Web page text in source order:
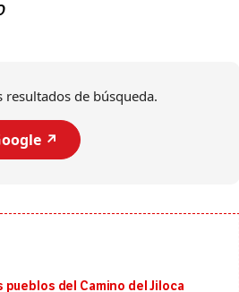
de búsqueda.
↗️
pueblos del Camino del Jiloca